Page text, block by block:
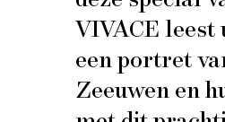
VIVACE leest
een portret
Zeeuwen en